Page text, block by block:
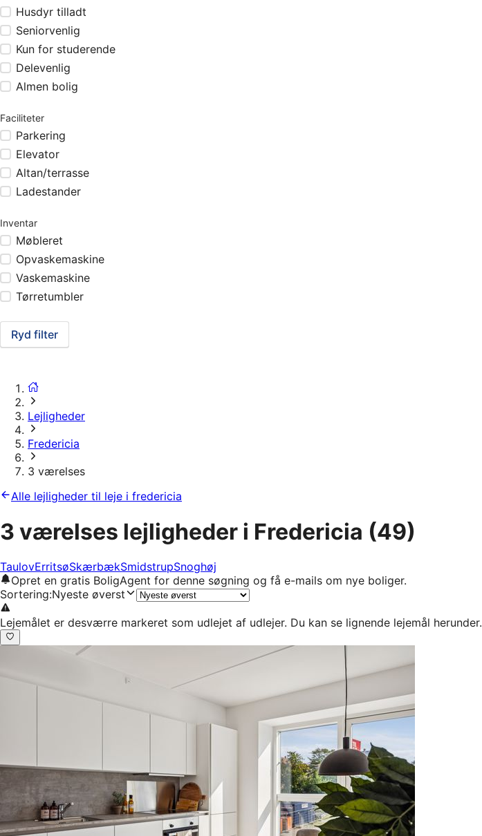
Husdyr tilladt
Seniorvenlig
Kun for studerende
Delevenlig
Almen bolig
Faciliteter
Parkering
Elevator
Altan/terrasse
Ladestander
Inventar
Møbleret
Opvaskemaskine
Vaskemaskine
Tørretumbler
Ryd filter
Lejligheder
Fredericia
3 værelses
Alle lejligheder til leje i fredericia
3 værelses lejligheder i Fredericia (49)
TaulovErritsøSkærbækSmidstrupSnoghøj
Opret en gratis BoligAgent for denne søgning og få e-mails om nye boliger.
Sortering:Nyeste øverst
Lejemålet er desværre markeret som udlejet af udlejer. Du kan se lignende lejemål herunder.